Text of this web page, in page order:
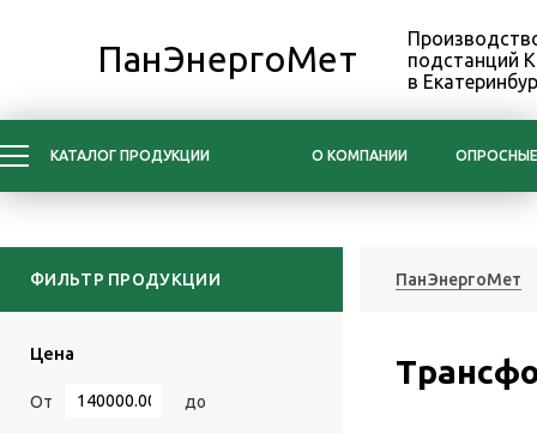
ПанЭнергоМет
подстанций
в
КАТАЛОГ ПРОДУКЦИИ О КОМПАНИИ
ФИЛЬТР ПРОДУКЦИИ
Цена
От до
ПанЭнергоМет